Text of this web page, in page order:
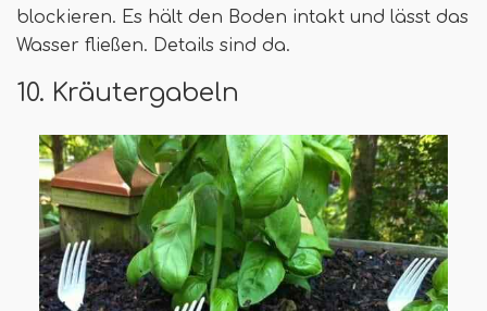
blockieren. Es hält den Boden intakt und lässt das
Wasser fließen. Details sind da.
10. Kräutergabeln